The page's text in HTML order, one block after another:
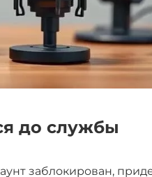
до службы
заблокирован,